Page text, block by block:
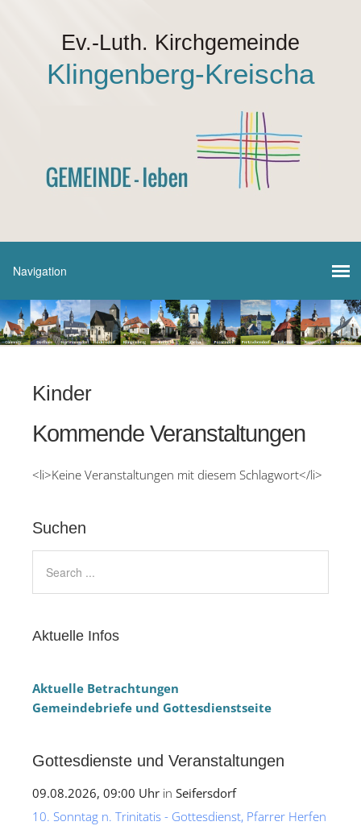
Ev.-Luth. Kirchgemeinde
Klingenberg-Kreischa
Kinder
Kommende Veranstaltungen
<li>Keine Veranstaltungen mit diesem Schlagwort</li>
Suchen
Aktuelle Infos
Aktuelle Betrachtungen
Gemeindebriefe und Gottesdienstseite
Gottesdienste und Veranstaltungen
09.08.2026, 09:00 Uhr in Seifersdorf
10. Sonntag n. Trinitatis - Gottesdienst, Pfarrer Herfen